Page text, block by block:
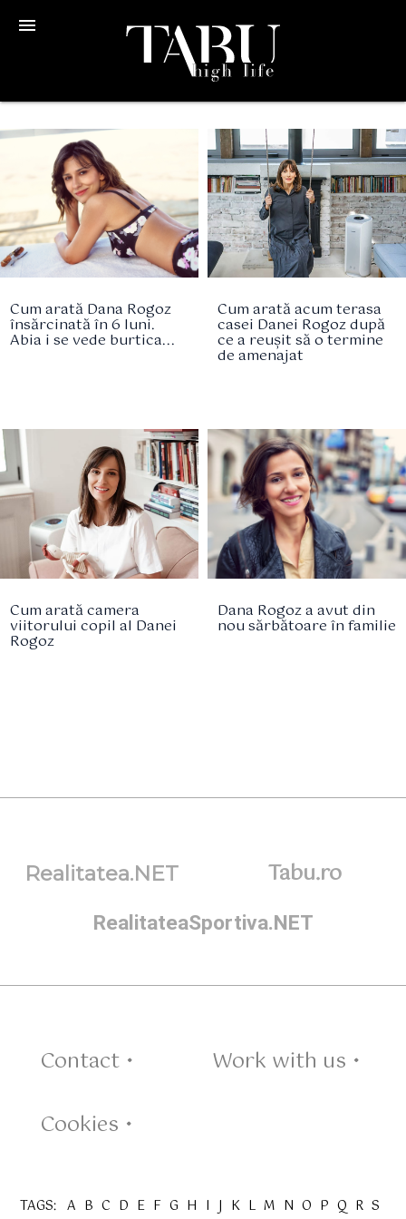
menu
Cum arată Dana Rogoz
însărcinată în 6 luni.
Abia i se vede burtica...
Cum arată acum terasa
casei Danei Rogoz după
ce a reușit să o termine
de amenajat
Cum arată camera
viitorului copil al Danei
Rogoz
Dana Rogoz a avut din
nou sărbătoare în familie
Realitatea.NET Tabu.ro
RealitateaSportiva.NET
Contact •
Work with us •
Cookies •
TAGS: A B C D E F G H I J K L M N O P Q R S